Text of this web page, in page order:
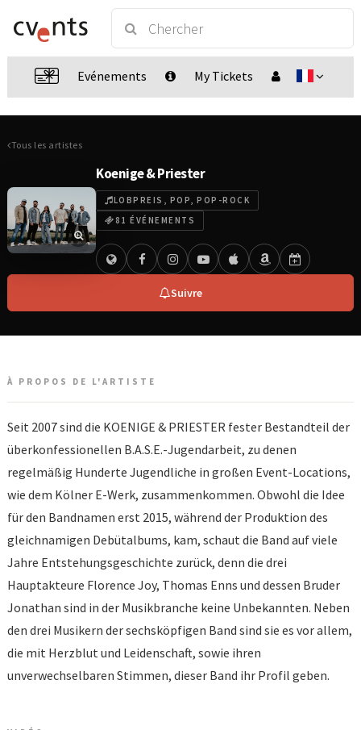
Evénements My Tickets
Tous les artistes
Koenige & Priester
LOBPREIS, POP, POP-ROCK
81 ÉVÉNEMENTS
Suivre
À PROPOS DE L'ARTISTE
Seit 2007 sind die KOENIGE & PRIESTER fester Bestandteil der
überkonfessionellen B.A.S.E.-Jugendarbeit, zu denen
regelmäßig Hunderte Jugendliche in großen Event-Locations,
wie dem Kölner E-Werk, zusammenkommen. Obwohl die Idee
für den Bandnamen erst 2015, während der Produktion des
gleichnamigen Debütalbums, kam, schaut die Band auf viele
Jahre Entstehungsgeschichte zurück, denn die drei
Hauptakteure Florence Joy, Thomas Enns und dessen Bruder
Jonathan sind in der Musikbranche keine Unbekannten. Neben
den drei Musikern der sechsköpfigen Band sind sie es vor allem,
die mit Herzblut und Leidenschaft, sowie ihren
unverwechselbaren Stimmen, dieser Band ihr Profil geben.